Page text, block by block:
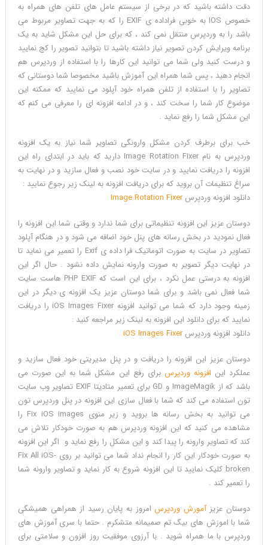
5.0
دقت داشته باشید که در برخی از سیستم عامل های تلفن های همراه به
خصوص IOS به خوبی فراداده ی EXIF را که به جهت تصاویر مربوط می
باشد را به وردپرس منتقل نمی کند ، که برای حل این مشکل شاید به یک
برنامه ویرایش کردن تصویر نیاز داشته باشید تا بتوانید تصویر را کج نمایید
و درست کنید ولی شما می توانید این کارها را با استفاده از وردپرس هم
انجام دهید ، پس شما همراه این آموزش باشید مخصوصا شما دوستانی که
تصاویر را با استفاده از تلفن همراه خود آپلود می نمایید که ممکنه این
موضوع کار شما را سخت کند ، و در ادامه افزونه ای را معرفی می کنم که
این مشکل شما را رفع نماید .
خب برای برطرف کردن مشکل وارونگی تصاویر شما نیاز به یک افزونه
وردپرس به نام Image Rotation Fixer دارید که باید در ابتدای راه این
افزونه را دریافت نمایید و در سایت خود نصب و فعال سازید و در نهایت به
سراغ تنظیمات آن بروید که برای دریافت افزونه به لینک زیر رجوع نمایید :
دانلود افزونه وردپرسImage Rotation Fixer
دوستان عزیز این افزونه تنظیماتی برای شما ندارد و وقتی شما این افزونه را
فعال نمودید در بخش رسانه های پنل خود اضافه می شود و در هنگام آپلود
تصاویر در سایت به صورت اتوماتیک فرا داده ی Exif را تعمیر می نماید تا
در نهایت دیگر تصویر به صورت وارونه نمایش داده نشود . حال اگر این
افزونه به درستی عمل نکرد ، برای این است که PHP EXIF هاست سایت
شما فعال نمی باشد و برای شما دوستان عزیز یک افزونه ی دیگر در این
زمینه وجود دارد که شما می توانید افزونه iOS Images Fixer را دریافت
نمایید که برای دانلود این افزونه به لینک زیر مراجعه کنید :
دانلود افزونه وردپرسiOS Images Fixer
دوستان عزیز این افزونه را دریافت و در پنل مدیریتی خود فعال سازید و
عملکرد این افزونه وردپرس برای رفع این مشکل شما به این صورت می
باشد که از ImageMagik و GD برای تعمیر متادیتا EXIF تصاویر وب سایت
تون استفاده می کند که شما با فعال سازی این افزونه در پنل وردپرس تون
می توانید به بخش رسانه ها بروید و زیر منوی Fix iOS images را
مشاهده می کنید که این افزونه وردپرس هم به صورت خودکار تلاش می
کند که تصاویر وارونه را پیدا کند و این مشکل را رفع نماید و اگر این افزونه
به صورت خودکار این کار را انجام نداد شما می توانید بر روی Fix All iOS-
broken کلیک نمایید تا این افزونه شروع به کار نماید و تصاویر وارونه شما
را تعمیر کند .
دوستان عزیزآمورش وردپرسامروز به پایان رسید از همراهی همیشگی
شما با اموزش های بیگ تم صمیمانه متشکرم . حتما با سری آموزش های
وردپرس با ما همراه شوید . با آرزوی موفقیت روز افزون و سلامتی برای